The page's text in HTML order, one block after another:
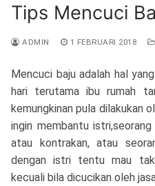
Tips Mencuci
ADMIN 1 FEBRUARI 2018
Mencuci baju adalah hal
hari terutama ibu rumah
kemungkinan pula dilakukan
ingin membantu
atau kontrakan, atau
dengan istri tentu mau
kecuali bila dicucikan oleh